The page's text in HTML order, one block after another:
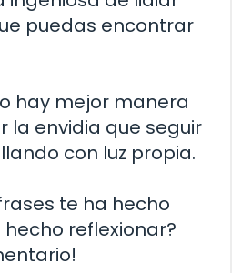
puedas encontrar
hay mejor manera
la envidia que seguir
con luz propia.
te ha hecho
reflexionar?